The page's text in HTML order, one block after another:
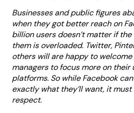
Businesses and public figures
when they got better reach on
billion users doesn’t matter if
them is overloaded. Twitter,
others will are happy to welcome
managers to focus more on their
platforms. So while Facebook
exactly what they’ll want, it
respect.